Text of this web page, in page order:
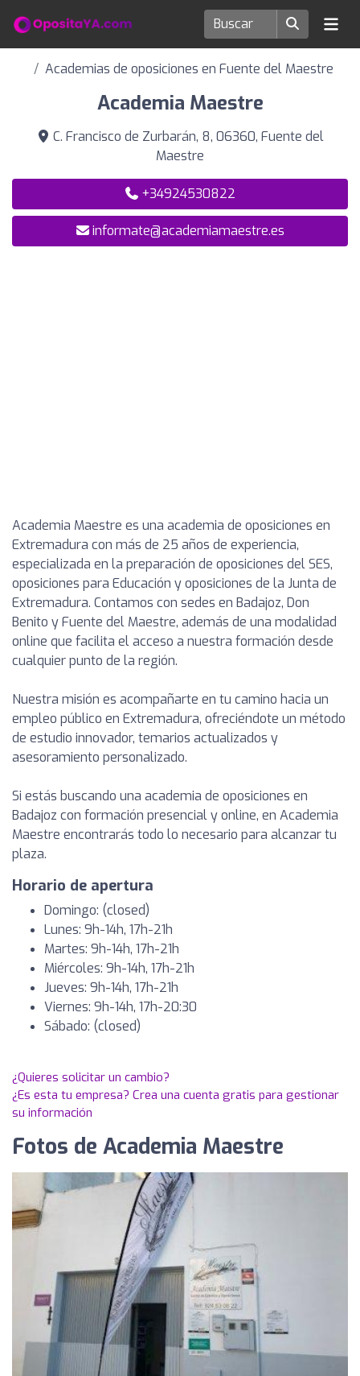
Academias de oposiciones en Fuente del Maestre
Academia Maestre
C. Francisco de Zurbarán, 8, 06360, Fuente del
Maestre
+34924530822
informate@academiamaestre.es
Academia Maestre es una academia de oposiciones en
Extremadura con más de 25 años de experiencia,
especializada en la preparación de oposiciones del SES,
oposiciones para Educación y oposiciones de la Junta de
Extremadura. Contamos con sedes en Badajoz, Don
Benito y Fuente del Maestre, además de una modalidad
online que facilita el acceso a nuestra formación desde
cualquier punto de la región.
Nuestra misión es acompañarte en tu camino hacia un
empleo público en Extremadura, ofreciéndote un método
de estudio innovador, temarios actualizados y
asesoramiento personalizado.
Si estás buscando una academia de oposiciones en
Badajoz con formación presencial y online, en Academia
Maestre encontrarás todo lo necesario para alcanzar tu
plaza.
Horario de apertura
Domingo: (closed)
Lunes: 9h-14h, 17h-21h
Martes: 9h-14h, 17h-21h
Miércoles: 9h-14h, 17h-21h
Jueves: 9h-14h, 17h-21h
Viernes: 9h-14h, 17h-20:30
Sábado: (closed)
¿Quieres solicitar un cambio?
¿Es esta tu empresa? Crea una cuenta gratis para gestionar
su información
Fotos de Academia Maestre